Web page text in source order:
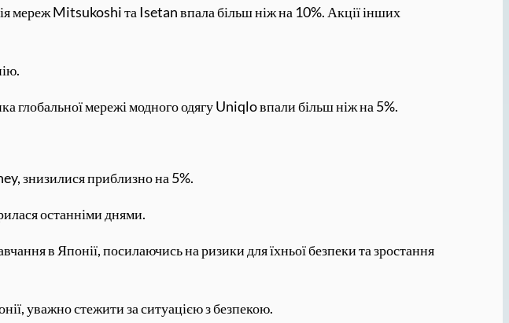
мереж Mitsukoshi та Isetan впала більш ніж на 10%. Акції інших
глобальної мережі модного одягу Uniqlo впали більш ніж на 5%.
знизилися приблизно на 5%.
останніми днями.
в Японії, посилаючись на ризики для їхньої безпеки та зростання
уважно стежити за ситуацією з безпекою.